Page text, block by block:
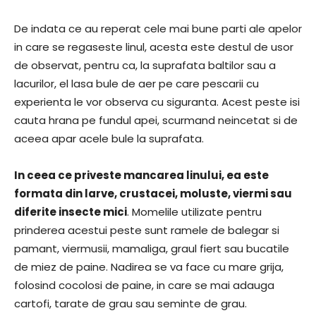
De indata ce au reperat cele mai bune parti ale apelor
in care se regaseste linul, acesta este destul de usor
de observat, pentru ca, la suprafata baltilor sau a
lacurilor, el lasa bule de aer pe care pescarii cu
experienta le vor observa cu siguranta. Acest peste isi
cauta hrana pe fundul apei, scurmand neincetat si de
aceea apar acele bule la suprafata.
In ceea ce priveste mancarea linului, ea este
formata din larve, crustacei, moluste, viermi sau
diferite insecte mici. Momelile utilizate pentru
prinderea acestui peste sunt ramele de balegar si
pamant, viermusii, mamaliga, graul fiert sau bucatile
de miez de paine. Nadirea se va face cu mare grija,
folosind cocolosi de paine, in care se mai adauga
cartofi, tarate de grau sau seminte de grau.